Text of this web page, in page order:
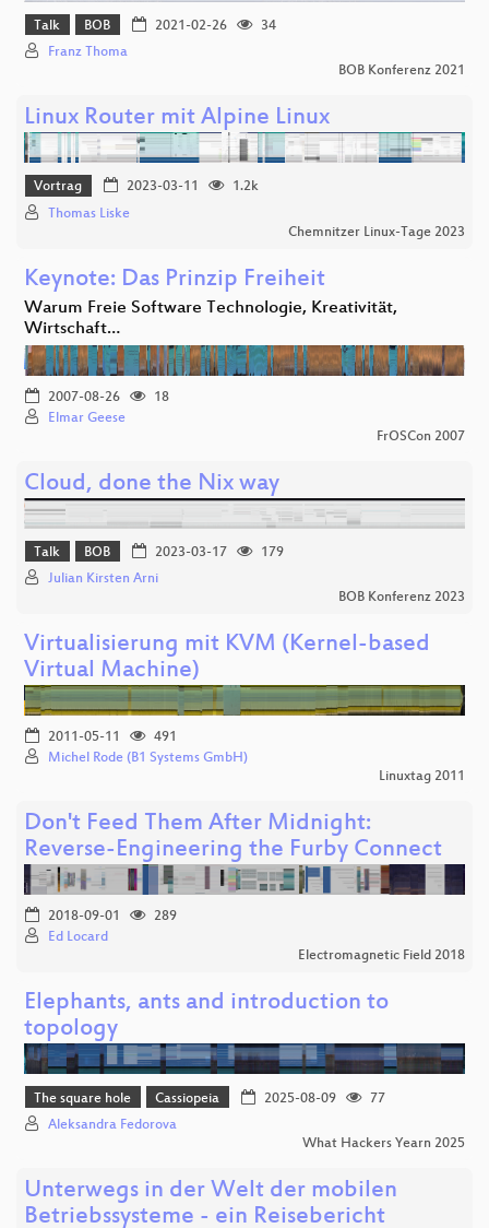
Talk BOB 2021-02-26
34
Franz Thoma
BOB Konferenz 2021
Linux Router mit Alpine Linux
Vortrag 2023-03-11
1.2k
Thomas Liske
Chemnitzer Linux-Tage 2023
Keynote: Das Prinzip Freiheit
Warum Freie Software Technologie, Kreativität,
Wirtschaft…
2007-08-26
18
Elmar Geese
FrOSCon 2007
Cloud, done the Nix way
Talk BOB 2023-03-17
179
Julian Kirsten Arni
BOB Konferenz 2023
Virtualisierung mit KVM (Kernel-based
Virtual Machine)
2011-05-11
491
Michel Rode (B1 Systems GmbH)
Linuxtag 2011
Don't Feed Them After Midnight:
Reverse-Engineering the Furby Connect
2018-09-01
289
Ed Locard
Electromagnetic Field 2018
Elephants, ants and introduction to
topology
The square hole Cassiopeia 2025-08-09
77
Aleksandra Fedorova
What Hackers Yearn 2025
Unterwegs in der Welt der mobilen
Betriebssysteme - ein Reisebericht